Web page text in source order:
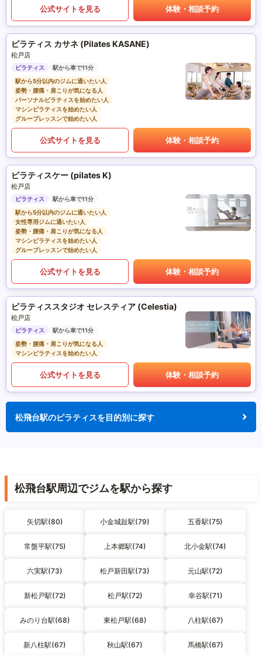
公式サイトを見る 体験・相談予約
ピラティス カサネ (Pilates KASANE)
松戸店
ピラティス
駅から車で11分
駅から5分以内のジムに通いたい人
姿勢・腰痛・肩こりが気になる人
パーソナルピラティスを始めたい人
マシンピラティスを始めたい人
グループレッスンで始めたい人
公式サイトを見る 体験・相談予約
ピラティスケー (pilates K)
松戸店
ピラティス
駅から車で11分
駅から5分以内のジムに通いたい人
女性専用ジムに通いたい人
姿勢・腰痛・肩こりが気になる人
マシンピラティスを始めたい人
グループレッスンで始めたい人
公式サイトを見る 体験・相談予約
ピラティススタジオ セレスティア (Celestia)
松戸店
ピラティス
駅から車で11分
姿勢・腰痛・肩こりが気になる人
マシンピラティスを始めたい人
公式サイトを見る 体験・相談予約
松飛台駅のピラティスを目的別に探す
松飛台駅周辺でジムを駅から探す
矢切駅(80) 小金城趾駅(79) 五香駅(75)
常盤平駅(75) 上本郷駅(74) 北小金駅(74)
六実駅(73) 松戸新田駅(73) 元山駅(72)
新松戸駅(72) 松戸駅(72) 幸谷駅(71)
みのり台駅(68) 東松戸駅(68) 八柱駅(67)
新八柱駅(67) 秋山駅(67) 馬橋駅(67)